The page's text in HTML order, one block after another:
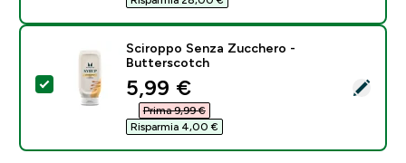
Seleziona questo prodotto - Sciroppo Senza
Sciroppo Senza Zucchero -
Butterscotch
discounted price
5,99 €‎
Prima 9,99 €‎
Risparmia 4,00 €‎